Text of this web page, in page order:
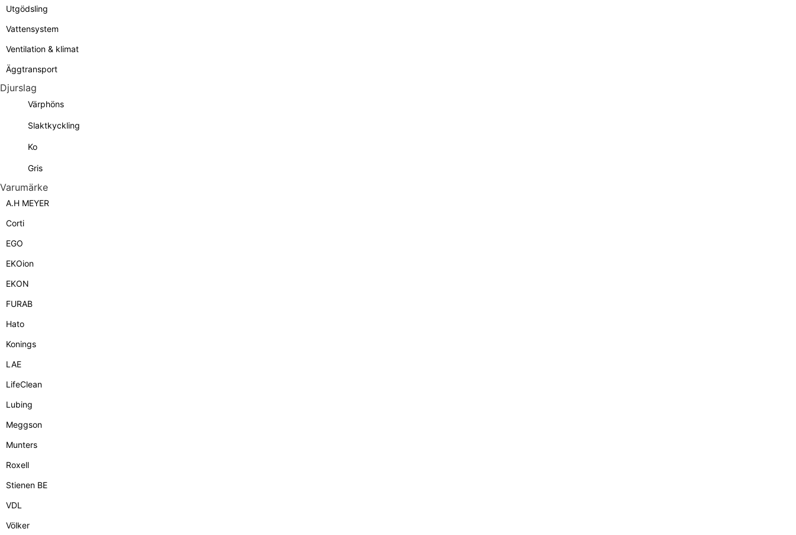
Utgödsling
Vattensystem
Ventilation & klimat
Äggtransport
Djurslag
Värphöns
Slaktkyckling
Ko
Gris
Varumärke
A.H MEYER
Corti
EGO
EKOion
EKON
FURAB
Hato
Konings
LAE
LifeClean
Lubing
Meggson
Munters
Roxell
Stienen BE
VDL
Völker